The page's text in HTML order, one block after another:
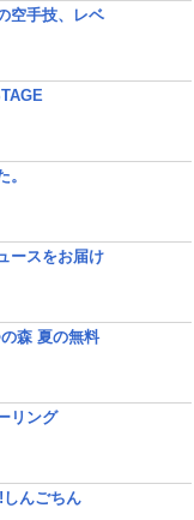
空手技、レベ
ースをお届け
森 夏の無料
リング
んごちん